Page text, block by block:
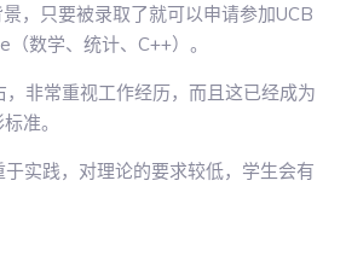
，只要被录取了就可以申请参加UCB
数学、统计、C++）。
非常重视工作经历，而且这已经成为
准。
实践，对理论的要求较低，学生会有